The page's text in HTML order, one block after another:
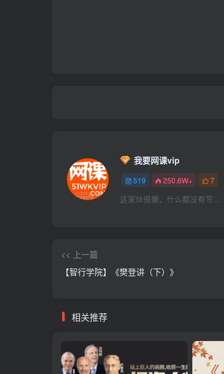
我要网课vip
519 250.6W+ 7
这家伙很懒，什么都没有写...
<< 上一篇
【智行学院】《樊登讲（下）》
相关推荐